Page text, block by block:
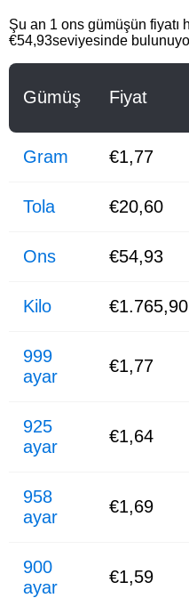
Şu an 1 ons gümüşün fiyatı
€54,93seviyesinde
Gümüş Fiyat
Gram €1,77
Tola €20,60
Ons €54,93
Kilo €1.765,90
999
ayar
€1,77
925
ayar
€1,64
958
ayar
€1,69
900
ayar
€1,59